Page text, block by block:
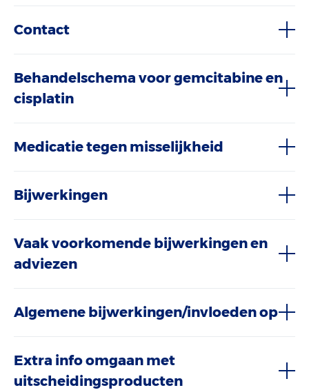
Contact
Behandelschema voor gemcitabine en
cisplatin
Medicatie tegen misselijkheid
Bijwerkingen
Vaak voorkomende bijwerkingen en
adviezen
Algemene bijwerkingen/invloeden op
Extra info omgaan met
uitscheidingsproducten